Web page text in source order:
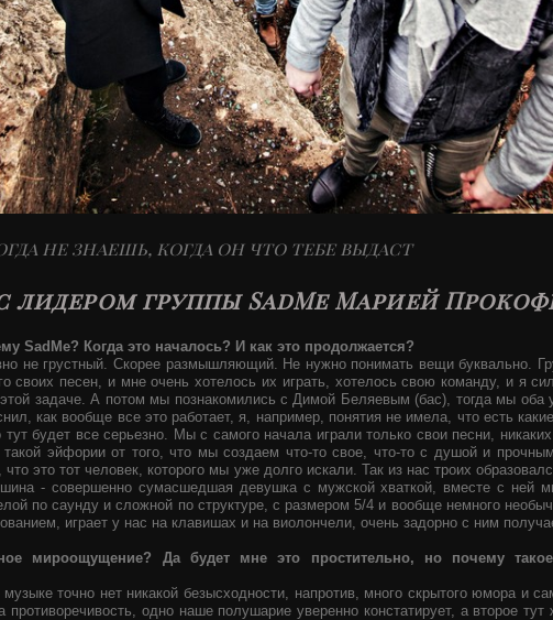
не знаешь, когда он что тебе выдаст
лидером группы SadMe Марией
SadMe? Когда это началось? И как это продолжается?
не грустный. Скорее размышляющий. Не нужно понимать вещи буквально.
своих песен, и мне очень хотелось их играть, хотелось свою команду, и я
задаче. А потом мы познакомились с Димой Беляевым (бас), тогда мы оба
как вообще все это работает, я, например, понятия не имела, что есть
будет все серьезно. Мы с самого начала играли только свои песни,
эйфории от того, что мы создаем что-то свое, что-то с душой и
это тот человек, которого мы уже долго искали. Так из нас троих
- совершенно сумасшедшая девушка с мужской хваткой, вместе с ней
по саунду и сложной по структуре, с размером 5/4 и вообще немного
играет у нас на клавишах и на виолончели, очень задорно с ним
мироощущение? Да будет мне это простительно, но почему
точно нет никакой безысходности, напротив, много скрытого юмора и
одно наше полушарие уверенно констатирует, а второе